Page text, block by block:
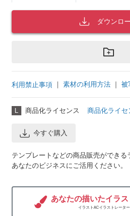
ダウンロ
利用禁止事項 ｜ 素材の利用方法 ｜ 被
L 商品化ライセンス 商品化ライセ
今すぐ購入
テンプレートなどの商品販売ができる
あなたのビジネスにご活用ください。
あなたの描いたイラ
イラストACイラストレータ